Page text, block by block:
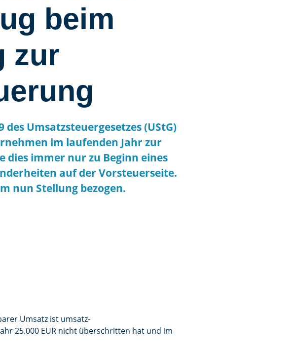
beim
zur
Umsatzsteuergesetzes (UStG)
im laufenden Jahr zur
dies immer nur zu Beginn eines
auf der Vorsteuerseite.
nun Stellung bezogen.
Umsatz ist umsatz-
25.000 EUR nicht überschritten hat und im